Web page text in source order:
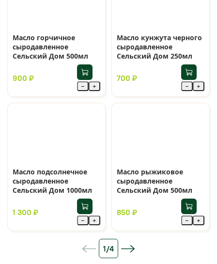
Масло горчичное
сыродавленное
Сельский Дом 500мл
900 ₽
− +
Масло кунжута черного
сыродавленное
Сельский Дом 250мл
700 ₽
− +
Масло подсолнечное
сыродавленное
Сельский Дом 1000мл
1 300 ₽
− +
Масло рыжиковое
сыродавленное
Сельский Дом 500мл
850 ₽
− +
1/4